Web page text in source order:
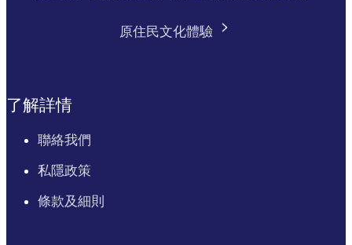
原住民文化體驗
了解詳情
聯絡我們
私隱政策
條款及細則